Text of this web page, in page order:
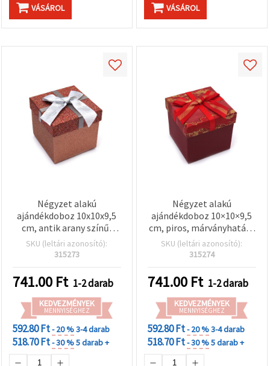
VÁSÁROL VÁSÁROL
Négyzet alakú
ajándékdoboz 10x10x9,5
cm, antik arany színű,
csillámos,
szalagmasnival
SKU (leltári azonosító):
315273
741.00 Ft 1-2 darab
KEDVEZMÉNYEK
MENNYISÉGHEZ
592.80 Ft- 20 %3-4 darab
518.70 Ft- 30 %5 darab +
Négyzet alakú
ajándékdoboz 10×10×9,5
cm, piros, márványhatású
fedéllel
SKU (leltári azonosító):
315274
741.00 Ft 1-2 darab
KEDVEZMÉNYEK
MENNYISÉGHEZ
592.80 Ft- 20 %3-4 darab
518.70 Ft- 30 %5 darab +